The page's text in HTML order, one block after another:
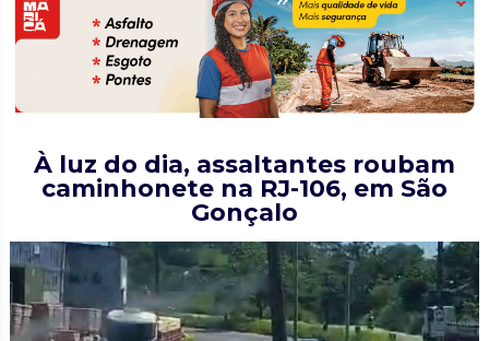
À luz do dia, assaltantes roubam
caminhonete na RJ-106, em São
Gonçalo